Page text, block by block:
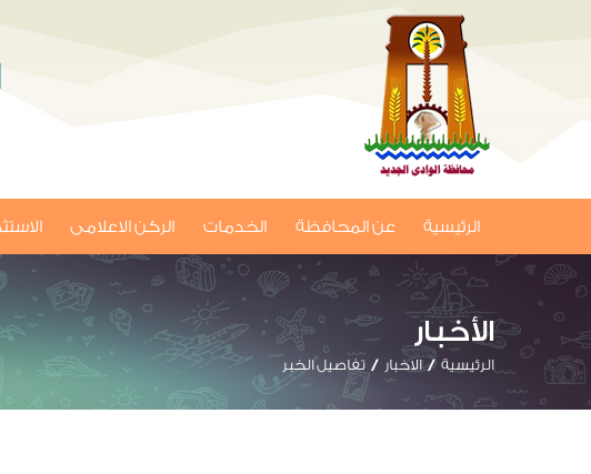
الرئيسية عن المحافظة الخدمات الركن الاعلامى
الأخبار
الرئيسية الاخبار تفاصيل الخبر